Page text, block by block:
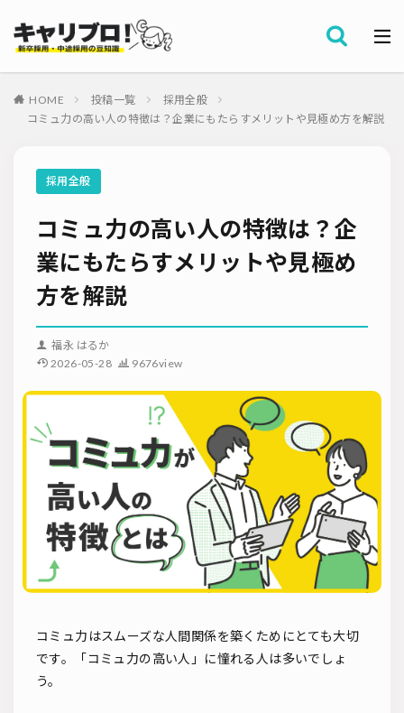
HOME 投稿一覧
採用全般
コミュ力の高い人の特徴は？企業にもたらすメリットや見極め方を解説
採用全般
コミュ力の高い人の特徴は？企
業にもたらすメリットや見極め
方を解説
福永 はるか
2026-05-28
9676view
コミュ力はスムーズな人間関係を築くためにとても大切
です。「コミュ力の高い人」に憧れる人は多いでしょ
う。
カテゴリー
タグ
就職サイト
ダイレクトリクルーティング
採用ノウハウ
採用ツール
採用計画
母集団の形成確保
エンジニア採用
採用イベント・合説
面接・選考
内定フォロー
内定辞退
採用コンサルティング
採用動向
Iターン・Uターン
適性検査
新人研修
ソーシャルリクルーティング
入社式
検索
労務・組織
メルマガ登録
お問い合わせ